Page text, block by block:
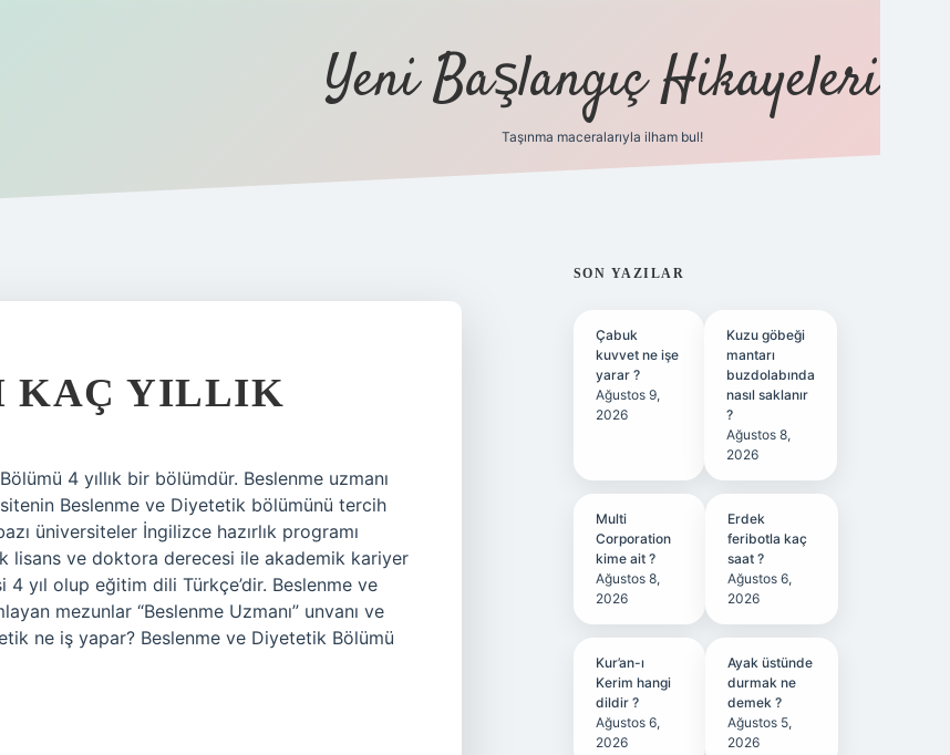
Yeni Başlangıç Hikayeleri
Taşınma maceralarıyla ilham bul!
KAÇ YILLIK
4 yıllık bir bölümdür. Beslenme uzmanı
Beslenme ve Diyetetik bölümünü tercih
üniversiteler İngilizce hazırlık programı
lisans ve doktora derecesi ile akademik kariyer
4 yıl olup eğitim dili Türkçe’dir. Beslenme ve
mezunlar “Beslenme Uzmanı” unvanı ve
ne iş yapar? Beslenme ve Diyetetik Bölümü
SIDEBAR
SON YAZILAR
Çabuk
kuvvet ne işe
yarar ?
Ağustos 9,
2026
Kuzu göbeği
mantarı
buzdolabında
nasıl saklanır
?
Ağustos 8,
2026
Multi
Corporation
kime ait ?
Ağustos 8,
2026
Erdek
feribotla kaç
saat ?
Ağustos 6,
2026
Kur’an-ı
Kerim hangi
dildir ?
Ağustos 6,
2026
Ayak üstünde
durmak ne
demek ?
Ağustos 5,
2026